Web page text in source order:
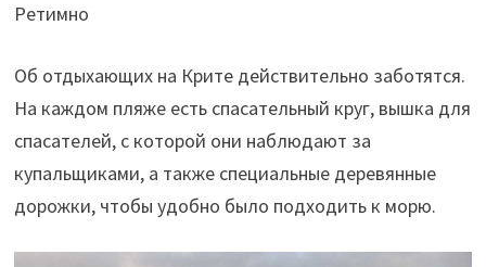
Ретимно
Об отдыхающих на Крите действительно заботятся.
На каждом пляже есть спасательный круг, вышка для
спасателей, с которой они наблюдают за
купальщиками, а также специальные деревянные
дорожки, чтобы удобно было подходить к морю.